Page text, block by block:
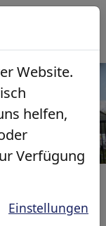
Website.
helfen,
Verfügung
Einstellungen
| Klima
| Klima